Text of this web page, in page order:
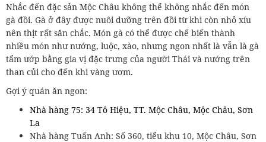
Nhắc đến đặc sản Mộc Châu không thể không nhắc đến món
gà đồi. Gà ở đây được nuôi dưỡng trên đồi từ khi còn nhỏ xíu
nên thịt rất săn chắc. Món gà có thể được chế biến thành
nhiều món như nướng, luộc, xào, nhưng ngon nhất là vẫn là gà
tẩm ướp bằng gia vị đặc trưng của người Thái và nướng trên
than củi cho đến khi vàng ươm.
Gợi ý quán ăn ngon:
Nhà hàng 75: 34 Tô Hiệu, TT. Mộc Châu, Mộc Châu, Sơn
La
Nhà hàng Tuấn Anh: Số 360, tiểu khu 10, Mộc Châu, Sơn